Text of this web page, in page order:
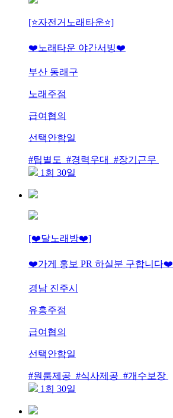
[⭐️자전거노래타운⭐️]
❤️노래타운 야간서빙❤️
부산 동래구
노래주점
급여협의
선택안함일
#팁별도 #경력우대 #장기근무
1회 30일
[❤️달노래방❤️]
❤️가게 홍보 PR 하실분 구합니다❤️
경남 진주시
유흥주점
급여협의
선택안함일
#원룸제공 #식사제공 #개수보장
1회 30일